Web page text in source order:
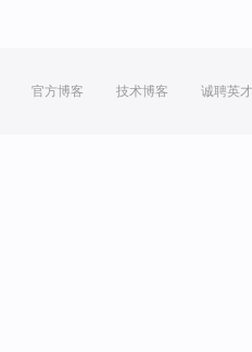
官方博客 技术博客 诚聘英才